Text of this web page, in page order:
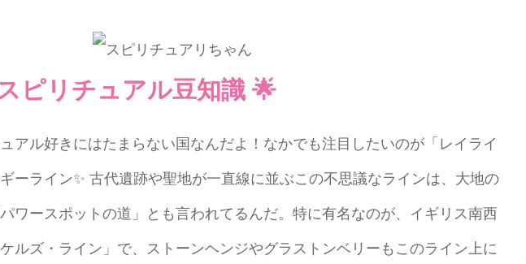
ピリチュアル豆知識 🌟
アル好きにはたまらない国なんだよ！なかでも注目したいのが「レイライ
ーライン✨ 古代遺跡や聖地が一直線に並ぶこの不思議なラインは、大地の
ワースポットの道」とも言われてるんだ。特に有名なのが、イギリス南西
ルズ・ライン」で、ストーンヘンジやグラストンベリーもこのライン上に